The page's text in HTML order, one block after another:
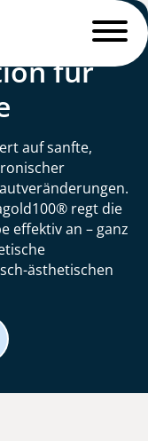
für
auf sanfte,
regt die
effektiv an – ganz
ästhetischen